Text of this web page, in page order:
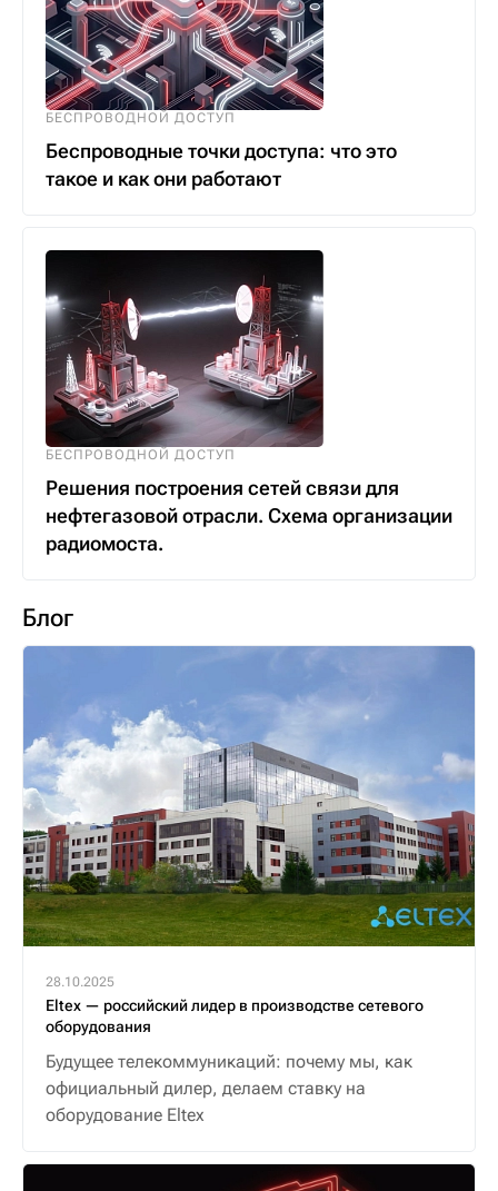
БЕСПРОВОДНОЙ ДОСТУП
Беспроводные точки доступа: что это
такое и как они работают
БЕСПРОВОДНОЙ ДОСТУП
Решения построения сетей связи для
нефтегазовой отрасли. Схема организации
радиомоста.
Блог
28.10.2025
Eltex — российский лидер в производстве сетевого
оборудования
Будущее телекоммуникаций: почему мы, как
официальный дилер, делаем ставку на
оборудование Eltex